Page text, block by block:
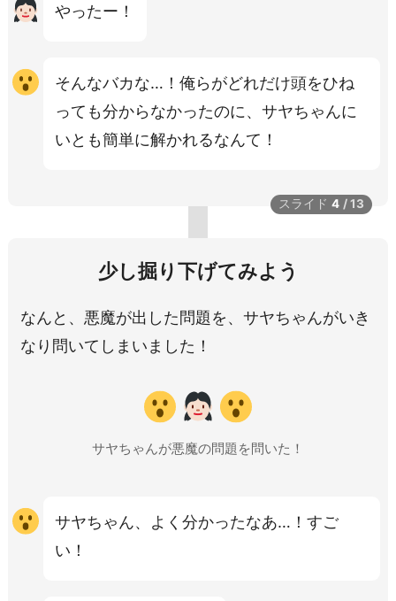
スライド 4 /13
やったー！
そんなバカな…！俺らがどれだけ頭をひね
っても分からなかったのに、サヤちゃんに
いとも簡単に解かれるなんて！
少し掘り下げてみよう
なんと、悪魔が出した問題を、サヤちゃんがいき
なり問いてしまいました！
サヤちゃんが悪魔の問題を問いた！
サヤちゃん、よく分かったなあ…！すご
い！